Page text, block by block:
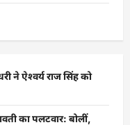
ने ऐश्वर्य राज सिंह को
का पलटवार: बोलीं,